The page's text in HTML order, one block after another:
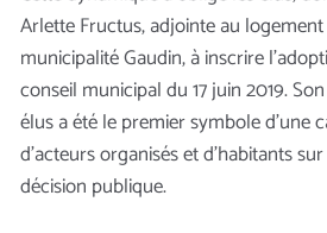
Arlette Fructus, adjointe au logement
municipalité Gaudin, à inscrire
conseil municipal du 17 juin 2019.
élus a été le premier symbole d’une
d’acteurs organisés et d’habitants
décision publique.